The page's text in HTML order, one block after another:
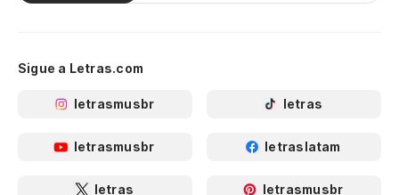
Sigue a Letras.com
letrasmusbr letras
letrasmusbr letraslatam
letras letrasmusbr